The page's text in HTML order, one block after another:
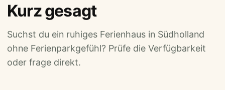
Kurz gesagt
Suchst du ein ruhiges Ferienhaus in Südholland
ohne Ferienparkgefühl? Prüfe die Verfügbarkeit
oder frage direkt.